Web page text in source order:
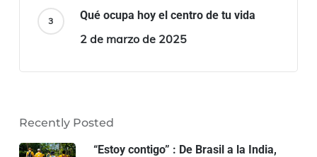
Qué ocupa hoy el centro de tu vida
2 de marzo de 2025
Recently Posted
“Estoy contigo” : De Brasil a la India,